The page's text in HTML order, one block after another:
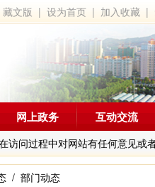
藏文版 |设为首页 | 加入收藏 |
问过程中对网站有任何意见或
网上政务 互动交流
/ 部门动态